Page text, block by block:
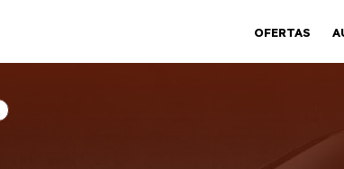
OFERTAS